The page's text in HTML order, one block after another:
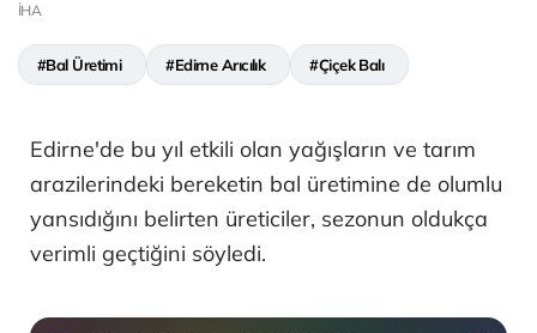
İHA
#Bal Üretimi #Edirne Arıcılık #Çiçek Balı
Edirne'de bu yıl etkili olan yağışların ve tarım
arazilerindeki bereketin bal üretimine de olumlu
yansıdığını belirten üreticiler, sezonun oldukça
verimli geçtiğini söyledi.